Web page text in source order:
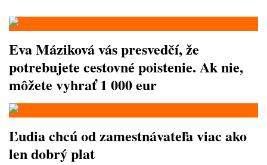
Eva Máziková vás presvedčí, že
potrebujete cestovné poistenie. Ak nie,
môžete vyhrať 1 000 eur
Ľudia chcú od zamestnávateľa viac ako
len dobrý plat